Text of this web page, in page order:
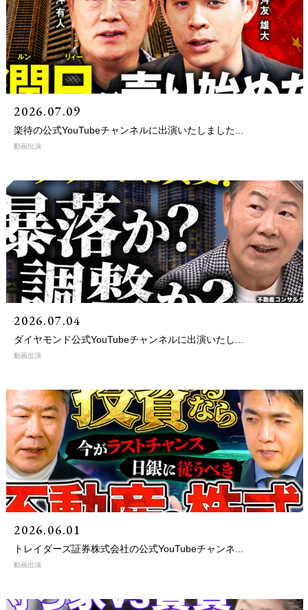
2026.07.09
楽待の公式YouTubeチャンネルに出演いたしました...
動画出演
2026.07.04
ダイヤモンド公式YouTubeチャンネルに出演いたし...
動画出演
2026.06.01
トレイダーズ証券株式会社の公式YouTubeチャンネ...
動画出演